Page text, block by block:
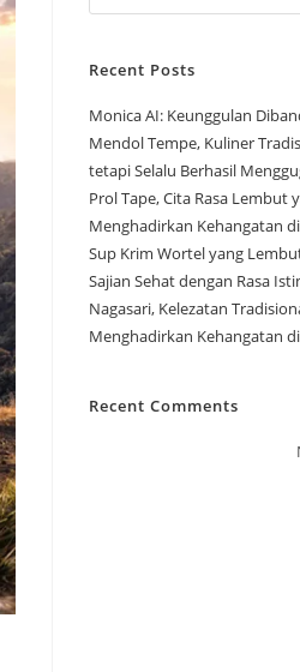
Recent Posts
Monica AI: Keunggulan
Mendol Tempe, Kuliner
tetapi Selalu Berhasil
Prol Tape, Cita Rasa Lembut
Menghadirkan Kehangatan
Sup Krim Wortel yang
Sajian Sehat dengan Rasa
Nagasari, Kelezatan
Menghadirkan Kehangatan
Recent Comments